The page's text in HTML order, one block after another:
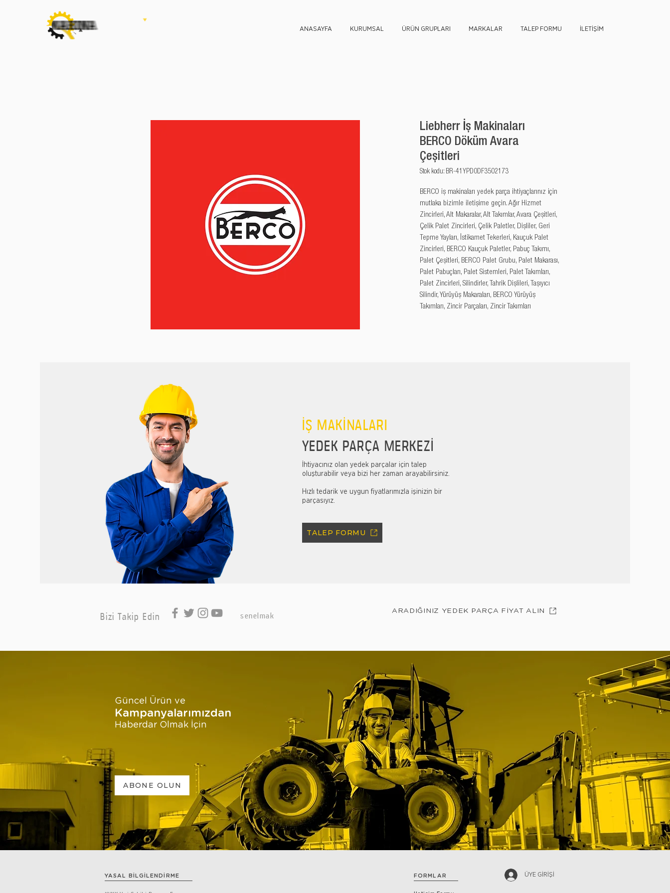
ANASAYFA KURUMSAL ÜRÜN GRUPLARI MARKALAR TALEP FORMU İLETİŞİM
Liebherr İş Makinaları
BERCO Döküm Avara
Çeşitleri
Stok kodu: BR-41YPD0DF3502173
BERCO iş makinaları yedek parça ihtiyaçlarınız için
mutlaka bizimle iletişime geçin. Ağır Hizmet
Zincirleri, Alt Makaralar, Alt Takımlar, Avara Çeşitleri,
Çelik Palet Zincirleri, Çelik Paletler, Dişliler, Geri
Tepme Yayları, İstikamet Tekerleri, Kauçuk Palet
Zincirleri, BERCO Kauçuk Paletler, Pabuç Takımı,
Palet Çeşitleri, BERCO Palet Grubu, Palet Makarası,
Palet Pabuçları, Palet Sistemleri, Palet Takımları,
Palet Zincirleri, Silindirler, Tahrik Dişlileri, Taşıyıcı
Silindir, Yürüyüş Makaraları, BERCO Yürüyüş
Takımları, Zincir Parçaları, Zincir Takımları
İŞ MAKİNALARI
YEDEK PARÇA MERKEZİ
İhtiyacınız olan yedek parçalar için talep
oluşturabilir veya bizi her zaman arayabilirsiniz.
Hızlı tedarik ve uygun fiyatlarımızla işinizin bir
parçasıyız.
TALEP FORMU
Bizi Takip Edin senelmak ARADIĞINIZ YEDEK PARÇA FİYAT ALIN
YASAL BİLGİLENDİRME FORMLAR ÜYE GİRİŞİ
Güncel Ürün ve
Kampanyalarımızdan
Haberdar Olmak İçin
ABONE OLUN